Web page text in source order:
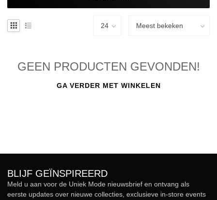
GEEN PRODUCTEN GEVONDEN!
GA VERDER MET WINKELEN
BLIJF GEÏNSPIREERD
Meld u aan voor de Uniek Mode nieuwsbrief en ontvang als
eerste updates over nieuwe collecties, exclusieve in-store events